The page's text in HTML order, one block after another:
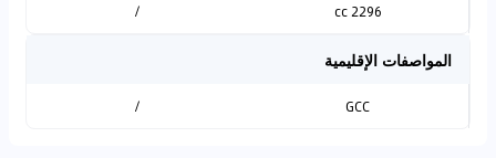
2296 cc
/
المواصفات الإقليمية
GCC
/